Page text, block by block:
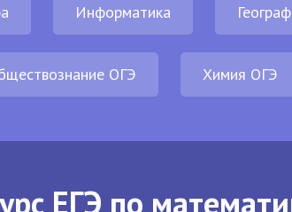
Информатика
ОГЭ Химия ОГЭ
ЕГЭ по